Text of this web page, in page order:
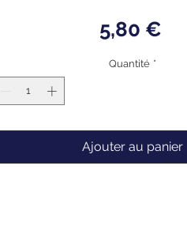
5,80 €Prix
Quantité *
Ajouter au panier